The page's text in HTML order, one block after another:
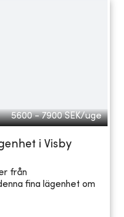
5600 - 7900 SEK/uge
i Visby
från
fina lägenhet om